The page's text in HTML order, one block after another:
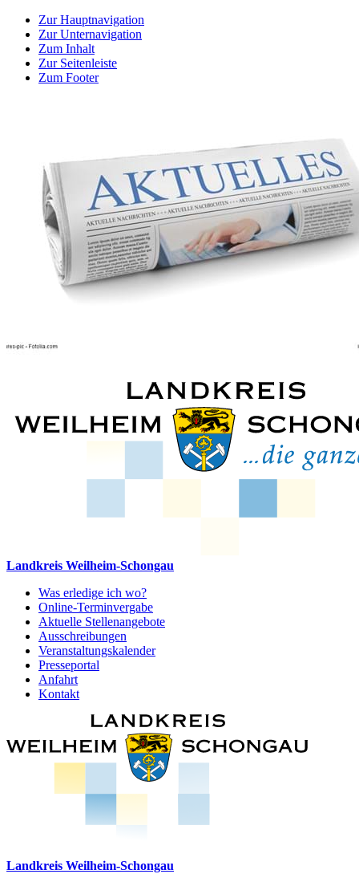
Zur Hauptnavigation
Zur Unternavigation
Zum Inhalt
Zur Seitenleiste
Zum Footer
Landkreis Weilheim-Schongau
Was erledige ich wo?
Online-Terminvergabe
Aktuelle Stellenangebote
Ausschreibungen
Veranstaltungskalender
Presseportal
Anfahrt
Kontakt
Landkreis Weilheim-Schongau